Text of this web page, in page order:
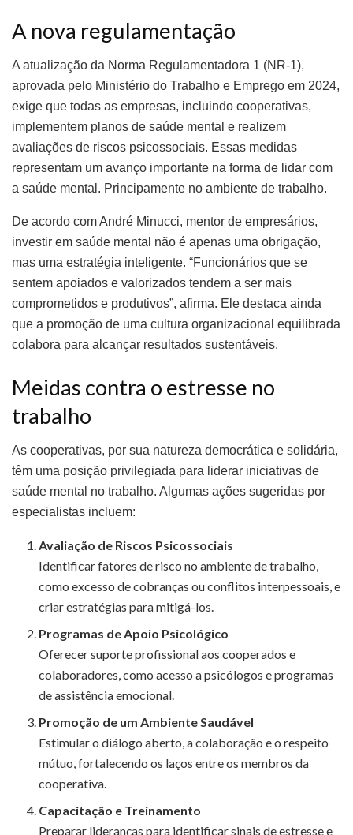
A nova regulamentação
A atualização da Norma Regulamentadora 1 (NR-1),
aprovada pelo Ministério do Trabalho e Emprego em 2024,
exige que todas as empresas, incluindo cooperativas,
implementem planos de saúde mental e realizem
avaliações de riscos psicossociais. Essas medidas
representam um avanço importante na forma de lidar com
a saúde mental. Principamente no ambiente de trabalho.
De acordo com André Minucci, mentor de empresários,
investir em saúde mental não é apenas uma obrigação,
mas uma estratégia inteligente. “Funcionários que se
sentem apoiados e valorizados tendem a ser mais
comprometidos e produtivos”, afirma. Ele destaca ainda
que a promoção de uma cultura organizacional equilibrada
colabora para alcançar resultados sustentáveis.
Meidas contra o estresse no
trabalho
As cooperativas, por sua natureza democrática e solidária,
têm uma posição privilegiada para liderar iniciativas de
saúde mental no trabalho. Algumas ações sugeridas por
especialistas incluem:
Avaliação de Riscos Psicossociais
Identificar fatores de risco no ambiente de trabalho,
como excesso de cobranças ou conflitos interpessoais, e
criar estratégias para mitigá-los.
Programas de Apoio Psicológico
Oferecer suporte profissional aos cooperados e
colaboradores, como acesso a psicólogos e programas
de assistência emocional.
Promoção de um Ambiente Saudável
Estimular o diálogo aberto, a colaboração e o respeito
mútuo, fortalecendo os laços entre os membros da
cooperativa.
Capacitação e Treinamento
Preparar lideranças para identificar sinais de estresse e